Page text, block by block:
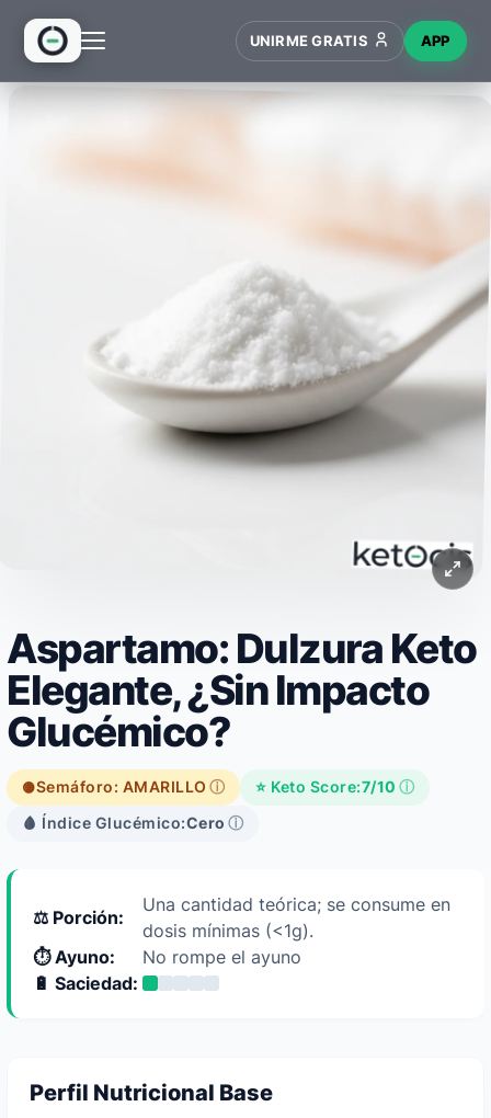
UNIRME GRATIS APP
Aspartamo: Dulzura Keto
Elegante, ¿Sin Impacto
Glucémico?
🟡Semáforo: AMARILLO ⓘ ⭐ Keto Score:7/10 ⓘ
🩸 Índice Glucémico:Cero ⓘ
⚖️ Porción:
Una cantidad teórica; se consume en
dosis mínimas (<1g).
⏱️ Ayuno:
No rompe el ayuno
🔋 Saciedad:
Perfil Nutricional Base